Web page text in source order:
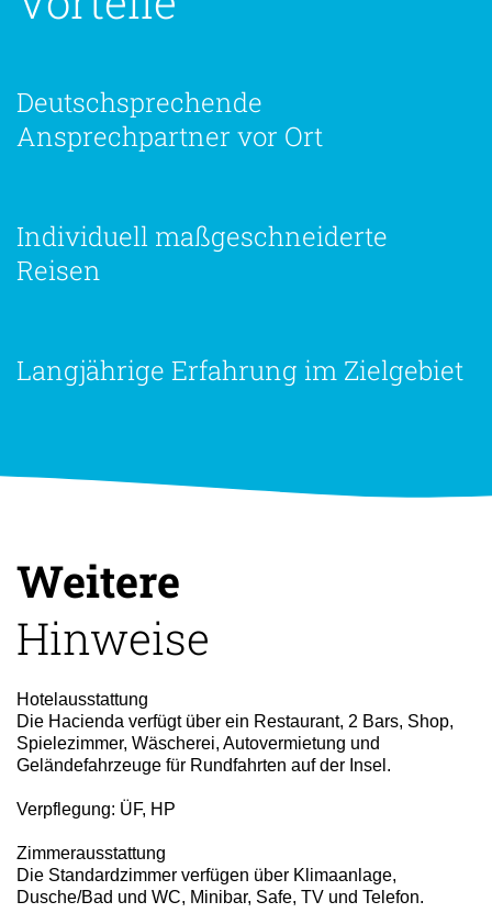
Deutschsprechende
Ansprechpartner vor Ort
Individuell maßgeschneiderte
Reisen
Langjährige Erfahrung im Zielgebiet
Weitere
Hinweise
Hotelausstattung
Die Hacienda verfügt über ein Restaurant, 2 Bars, Shop,
Spielezimmer, Wäscherei, Autovermietung und
Geländefahrzeuge für Rundfahrten auf der Insel.
Verpflegung: ÜF, HP
Zimmerausstattung
Die Standardzimmer verfügen über Klimaanlage,
Dusche/Bad und WC, Minibar, Safe, TV und Telefon.